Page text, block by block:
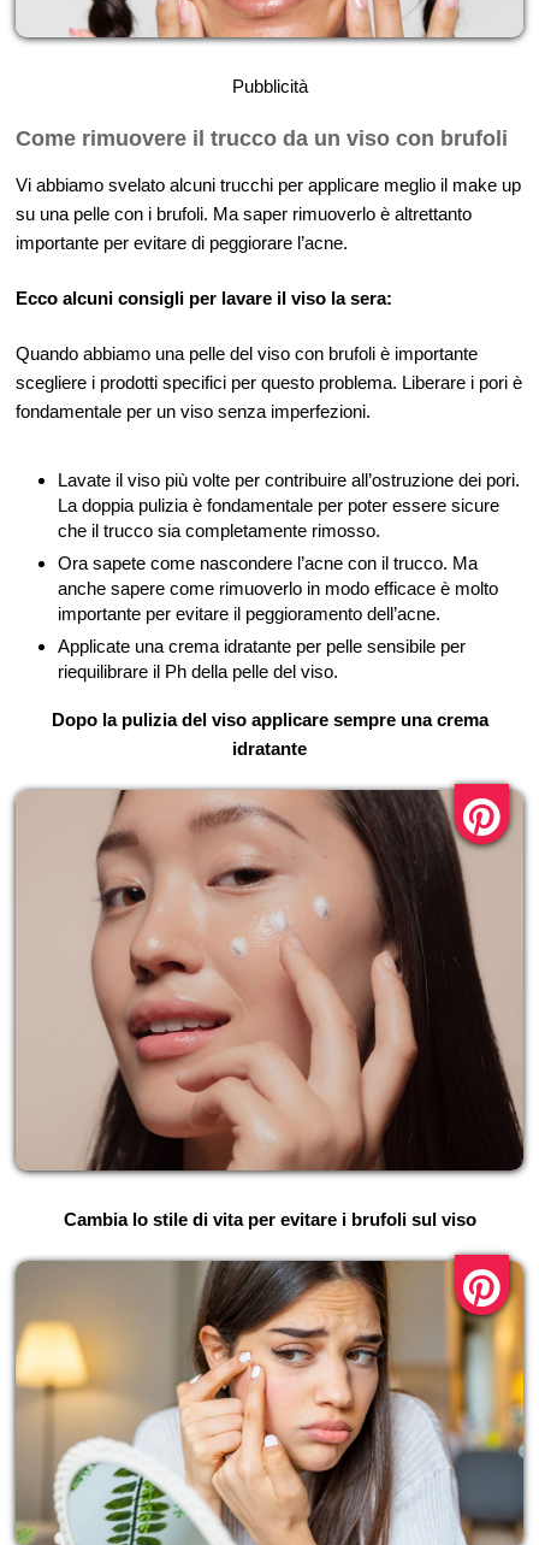
Pubblicità
Come rimuovere il trucco da un viso con brufoli
Vi abbiamo svelato alcuni trucchi per applicare meglio il make up
su una pelle con i brufoli. Ma saper rimuoverlo è altrettanto
importante per evitare di peggiorare l’acne.
Ecco alcuni consigli per lavare il viso la sera:
Quando abbiamo una pelle del viso con brufoli è importante
scegliere i prodotti specifici per questo problema. Liberare i pori è
fondamentale per un viso senza imperfezioni.
Lavate il viso più volte per contribuire all’ostruzione dei pori.
La doppia pulizia è fondamentale per poter essere sicure
che il trucco sia completamente rimosso.
Ora sapete come nascondere l’acne con il trucco. Ma
anche sapere come rimuoverlo in modo efficace è molto
importante per evitare il peggioramento dell’acne.
Applicate una crema idratante per pelle sensibile per
riequilibrare il Ph della pelle del viso.
Dopo la pulizia del viso applicare sempre una crema
idratante
Cambia lo stile di vita per evitare i brufoli sul viso